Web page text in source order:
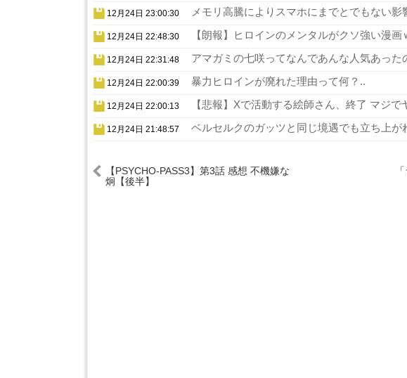
12月24日 23:00:30 メモリ高騰によりスマホにまでとでもない
12月24日 22:48:30 【朗報】ヒロインのメンタルがクソ強い漫画
12月24日 22:31:48 アマガミの七咲ってなんであんな人気あった
12月24日 22:00:39 暴力ヒロインが廃れた理由って何？..
12月24日 22:00:13 【悲報】Xで活動する絵師さん、終了 マジ
12月24日 21:48:57 ベルセルクのガッツと同じ境遇でも立ち上
【PSYCHO-PASS3】第3話 感想 不機嫌な
炯【後半】